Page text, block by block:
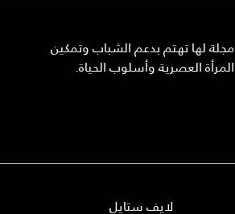
مجلة لها تهتم بدعم الشباب وتمكين
المرأة العصرية وأسلوب الحياة.
لايف ستايل